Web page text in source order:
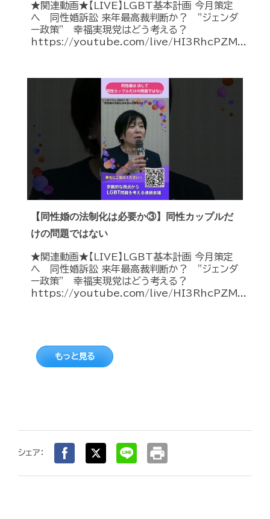
★関連動画★【LIVE】LGBT基本計画 今月策定
へ 同性婚訴訟 来年最高裁判断か？ ”ジェンダ
ー政策” 幸福実現党はどう考える？
https://youtube.com/live/HI3RhcPZM...
【同性婚の法制化は必要か③】同性カップルだ
けの問題ではない
★関連動画★【LIVE】LGBT基本計画 今月策定
へ 同性婚訴訟 来年最高裁判断か？ ”ジェンダ
ー政策” 幸福実現党はどう考える？
https://youtube.com/live/HI3RhcPZM...
もっと見る
シェア： print